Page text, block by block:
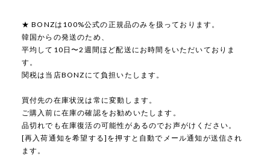
★ BONZは100%公式の正規品のみを扱っております。
韓国からの発送のため、
平均して10日〜2週間ほど配送にお時間をいただいておりま
す。
関税は当店BONZにて負担いたします。
買付先の在庫状況は常に変動します。
ご購入前に在庫の確認をお勧めいたします。
品切れでも在庫復活の可能性があるのでお声がけください。
[再入荷通知を希望する]を押すと自動でメール通知が送信され
ます。